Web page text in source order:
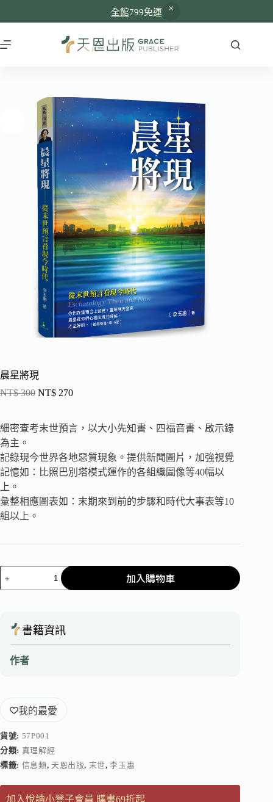
全館799免運
晨星將現
NT$300 NT$ 270
細密查考末世預言，以大小先知書、四福音書、啟示錄
為主。
記錄現今世界各地惡質現象。提供新聞圖片，加強視覺
記憶如：比照巴別塔模式運作的各組織圖像等40幅以
上。
彙整相應圖表如：末期來到前的步驟和時代大事表等10
組以上。
加入購物車
書籍資訊
作者
我的最愛
貨號: 57P001
分類: 真理解經
標籤: 信息類, 天恩出版, 末世,李玉惠
加入悅讀小凳子會員 購書69折起